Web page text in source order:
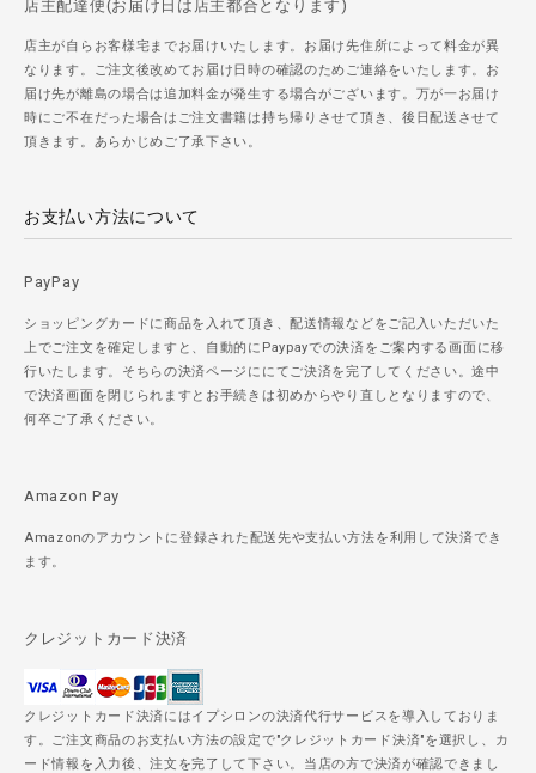
店主配達便(お届け日は店主都合となります)
店主が自らお客様宅までお届けいたします。お届け先住所によって料金が異
なります。ご注文後改めてお届け日時の確認のためご連絡をいたします。お
届け先が離島の場合は追加料金が発生する場合がございます。万が一お届け
時にご不在だった場合はご注文書籍は持ち帰りさせて頂き、後日配送させて
頂きます。あらかじめご了承下さい。
お支払い方法について
PayPay
ショッピングカードに商品を入れて頂き、配送情報などをご記入いただいた
上でご注文を確定しますと、自動的にPaypayでの決済をご案内する画面に移
行いたします。そちらの決済ページににてご決済を完了してください。途中
で決済画面を閉じられますとお手続きは初めからやり直しとなりますので、
何卒ご了承ください。
Amazon Pay
Amazonのアカウントに登録された配送先や支払い方法を利用して決済でき
ます。
クレジットカード決済
クレジットカード決済にはイプシロンの決済代行サービスを導入しておりま
す。ご注文商品のお支払い方法の設定で"クレジットカード決済"を選択し、カ
ード情報を入力後、注文を完了して下さい。当店の方で決済が確認できまし